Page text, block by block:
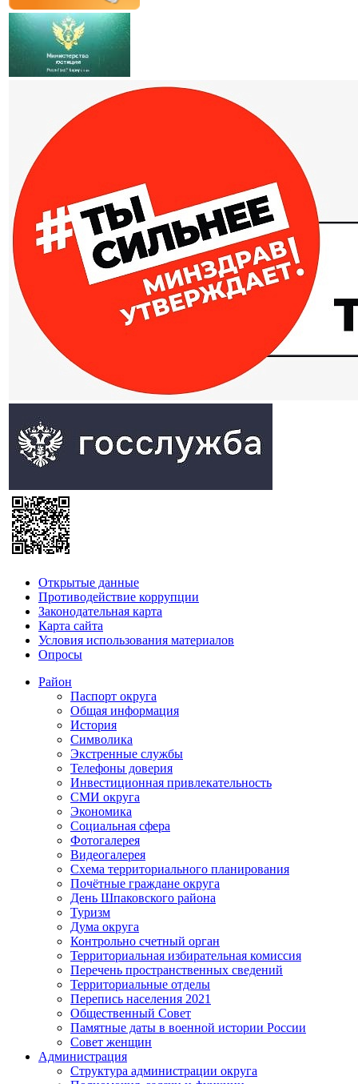
Открытые данные
Противодействие коррупции
Законодательная карта
Карта сайта
Условия использования материалов
Опросы
Район
Паспорт округа
Общая информация
История
Символика
Экстренные службы
Телефоны доверия
Инвестиционная привлекательность
СМИ округа
Экономика
Социальная сфера
Фотогалерея
Видеогалерея
Схема территориального планирования
Почётные граждане округа
День Шпаковского района
Туризм
Дума округа
Контрольно счетный орган
Территориальная избирательная комиссия
Перечень пространственных сведений
Территориальные отделы
Перепись населения 2021
Общественный Совет
Памятные даты в военной истории России
Совет женщин
Администрация
Структура администрации округа